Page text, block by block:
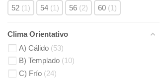
52 1 54 1 56 2 60 1
Clima Orientativo
A) Cálido 53
B) Templado
10
C) Frío 24